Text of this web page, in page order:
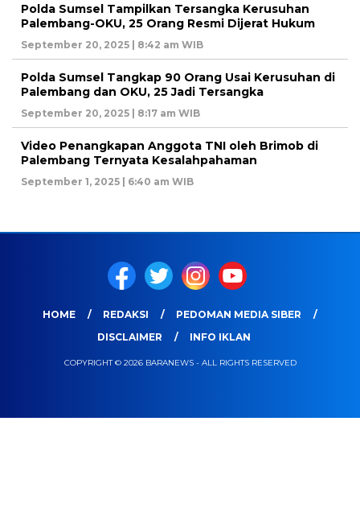
Polda Sumsel Tampilkan Tersangka Kerusuhan
Palembang-OKU, 25 Orang Resmi Dijerat Hukum
September 20, 2025 | 8:42 am WIB
Polda Sumsel Tangkap 90 Orang Usai Kerusuhan di
Palembang dan OKU, 25 Jadi Tersangka
September 20, 2025 | 8:17 am WIB
Video Penangkapan Anggota TNI oleh Brimob di
Palembang Ternyata Kesalahpahaman
September 1, 2025 | 6:40 am WIB
HOME REDAKSI
PEDOMAN MEDIA SIBER
DISCLAIMER
INFO IKLAN
COPYRIGHT © 2026 BARANEWS - ALL RIGHTS RESERVED